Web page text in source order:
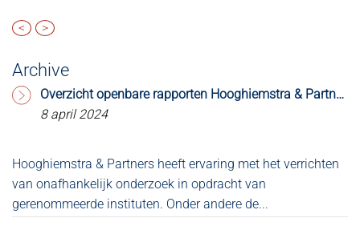
< >
Archive
Overzicht openbare rapporten Hooghiemstra & Partners
8 april 2024
Hooghiemstra & Partners heeft ervaring met het verrichten
van onafhankelijk onderzoek in opdracht van
gerenommeerde instituten. Onder andere de...